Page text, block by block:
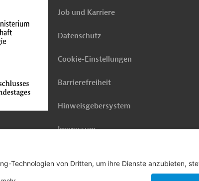
Job und Karriere
Datenschutz
Cookie-Einstellungen
Barrierefreiheit
Hinweisgebersystem
Impressum